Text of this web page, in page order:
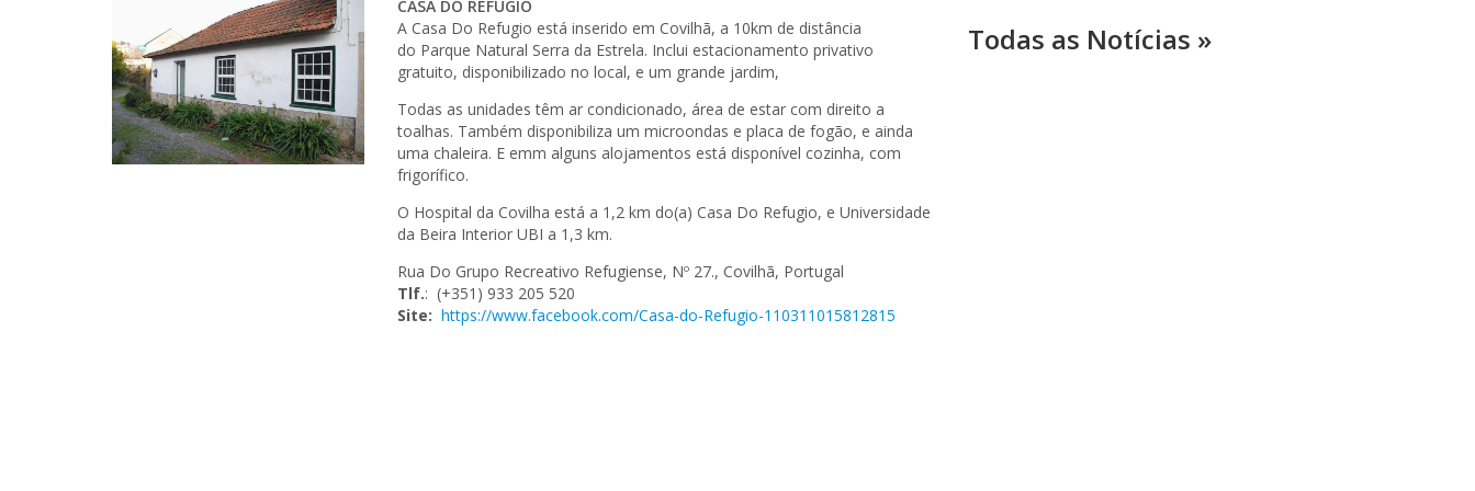
CASA DO REFÚGIO
A Casa Do Refugio está inserido em Covilhã, a 10km de distância
do Parque Natural Serra da Estrela. Inclui estacionamento privativo
gratuito, disponibilizado no local, e um grande jardim,
Todas as unidades têm ar condicionado, área de estar com direito a
toalhas. Também disponibiliza um microondas e placa de fogão, e ainda
uma chaleira. E emm alguns alojamentos está disponível cozinha, com
frigorífico.
O Hospital da Covilha está a 1,2 km do(a) Casa Do Refugio, e Universidade
da Beira Interior UBI a 1,3 km.
Rua Do Grupo Recreativo Refugiense, Nº 27., Covilhã, Portugal
Tlf.: (+351) 933 205 520
Site: https://www.facebook.com/Casa-do-Refugio-110311015812815
Todas as Notícias »